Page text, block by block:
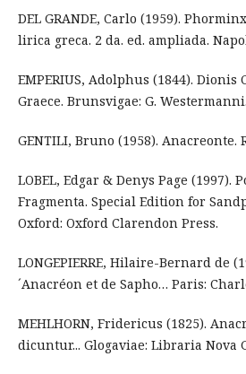
DEL GRANDE, Carlo (1959).
lirica greca. 2 da. ed. ampliada.
EMPERIUS, Adolphus (1844). Dionis
Graece. Brunsvigae: G. Westermanni.
GENTILI, Bruno (1958). Anacreonte.
LOBEL, Edgar & Denys Page (1997).
Fragmenta. Special Edition for
Oxford: Oxford Clarendon Press.
LONGEPIERRE, Hilaire-Bernard de
´Anacréon et de Sapho… Paris:
MEHLHORN, Fridericus (1825).
dicuntur... Glogaviae: Libraria Nova